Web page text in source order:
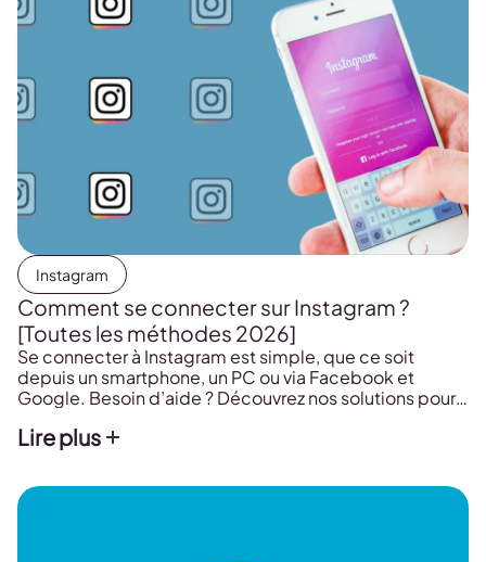
Instagram
Comment se connecter sur Instagram ?
[Toutes les méthodes 2026]
Se connecter à Instagram est simple, que ce soit
depuis un smartphone, un PC ou via Facebook et
Google. Besoin d’aide ? Découvrez nos solutions pour
code de vérification.
Lire plus